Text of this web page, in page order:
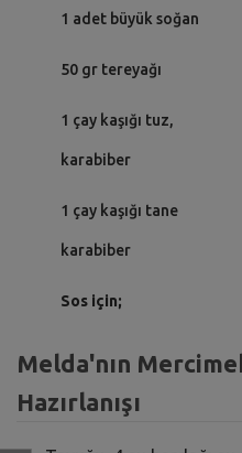
1 adet büyük soğan
50 gr tereyağı
1 çay kaşığı tuz,
karabiber
1 çay kaşığı tane
karabiber
Sos için;
Melda'nın
Hazırlanışı